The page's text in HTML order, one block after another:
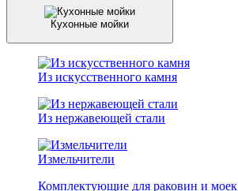
Кухонные мойки
Из искусственного камня
Из нержавеющей стали
Измельчители
Комплектующие для раковин и моек